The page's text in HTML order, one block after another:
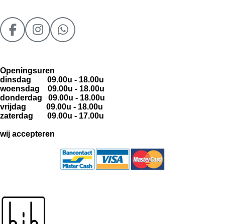
F
e
b
o
o
k
I
t
g
m
W
s
A
p
p
Openingsuren
dinsdag 09.00u - 18.00u
woensdag 09.00u - 18.00u
donderdag 09.00u - 18.00u
vrijdag 09.00u - 18.00u
zaterdag 09.00u - 17.00u
wij accepteren